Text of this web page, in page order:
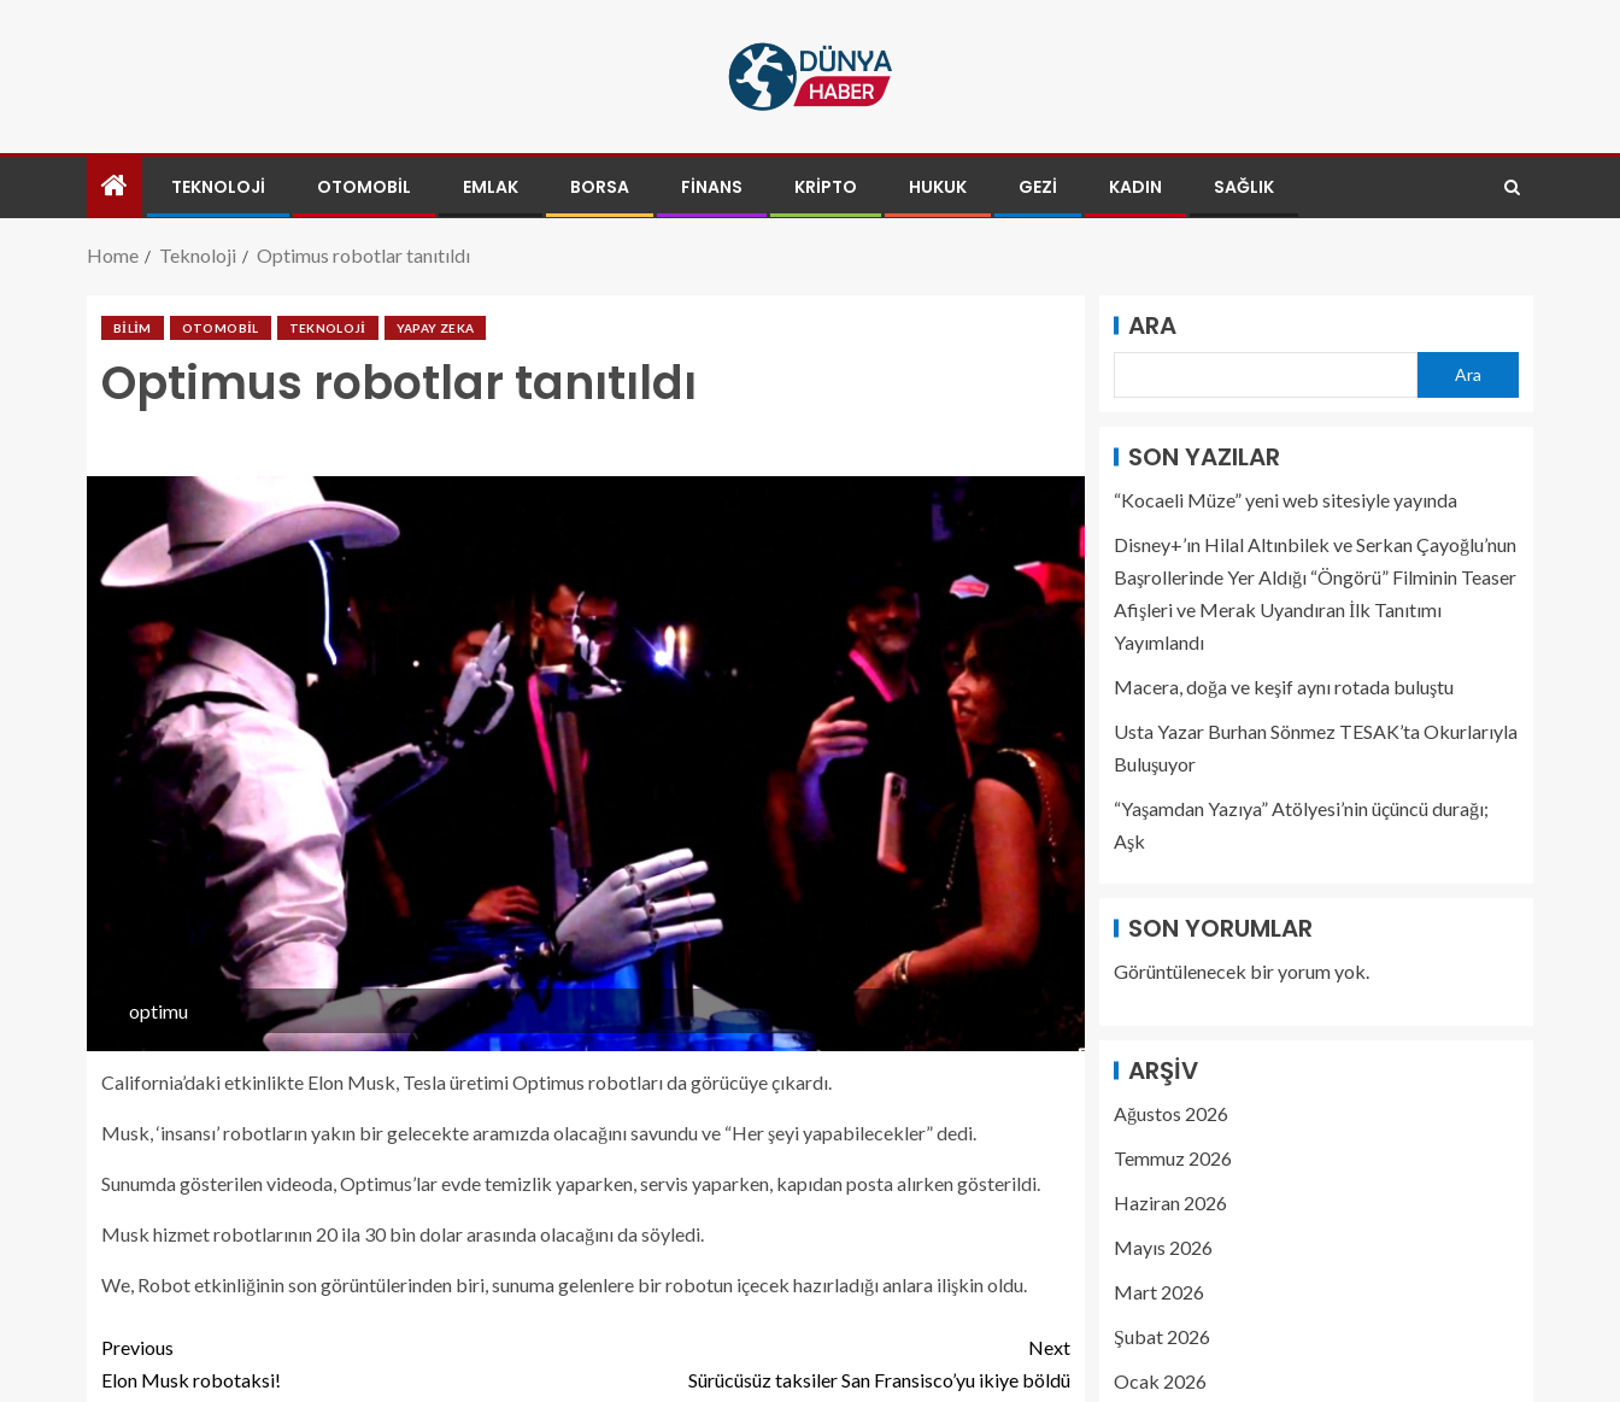
TEKNOLOJI OTOMOBIL EMLAK BORSA FINANS KRIPTO HUKUK GEZI KADIN SAĞLIK
Home Teknoloji Optimus robotlar tanıtıldı
BILIM OTOMOBIL TEKNOLOJI YAPAY ZEKA
Optimus robotlar tanıtıldı
optimu
California’daki etkinlikte Elon Musk, Tesla üretimi Optimus robotları da görücüye çıkardı.
Musk, ‘insansı’ robotların yakın bir gelecekte aramızda olacağını savundu ve “Her şeyi yapabilecekler” dedi.
Sunumda gösterilen videoda, Optimus’lar evde temizlik yaparken, servis yaparken, kapıdan posta alırken gösterildi.
Musk hizmet robotlarının 20 ila 30 bin dolar arasında olacağını da söyledi.
We, Robot etkinliğinin son görüntülerinden biri, sunuma gelenlere bir robotun içecek hazırladığı anlara ilişkin oldu.
Previous
Elon Musk robotaksi!
Next
Sürücüsüz taksiler San Fransisco’yu ikiye böldü
ARA
Ara
SON YAZILAR
“Kocaeli Müze” yeni web sitesiyle yayında
Disney+’ın Hilal Altınbilek ve Serkan Çayoğlu’nun
Başrollerinde Yer Aldığı “Öngörü” Filminin Teaser
Afişleri ve Merak Uyandıran İlk Tanıtımı
Yayımlandı
Macera, doğa ve keşif aynı rotada buluştu
Usta Yazar Burhan Sönmez TESAK’ta Okurlarıyla
Buluşuyor
“Yaşamdan Yazıya” Atölyesi’nin üçüncü durağı;
Aşk
SON YORUMLAR
Görüntülenecek bir yorum yok.
ARŞIV
Ağustos 2026
Temmuz 2026
Haziran 2026
Mayıs 2026
Mart 2026
Şubat 2026
Ocak 2026